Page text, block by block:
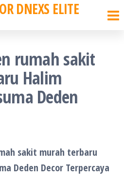
DNEXS ELITE
rumah sakit
Halim
Deden
sakit murah terbaru
Deden Decor Terpercaya